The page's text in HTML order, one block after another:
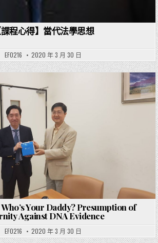
課程心得】當代法學思想
EF0216 2020 年 3 月 30 日
Posted in
Who’s Your Daddy? Presumption of
Against DNA Evidence
EF0216 2020 年 3 月 30 日